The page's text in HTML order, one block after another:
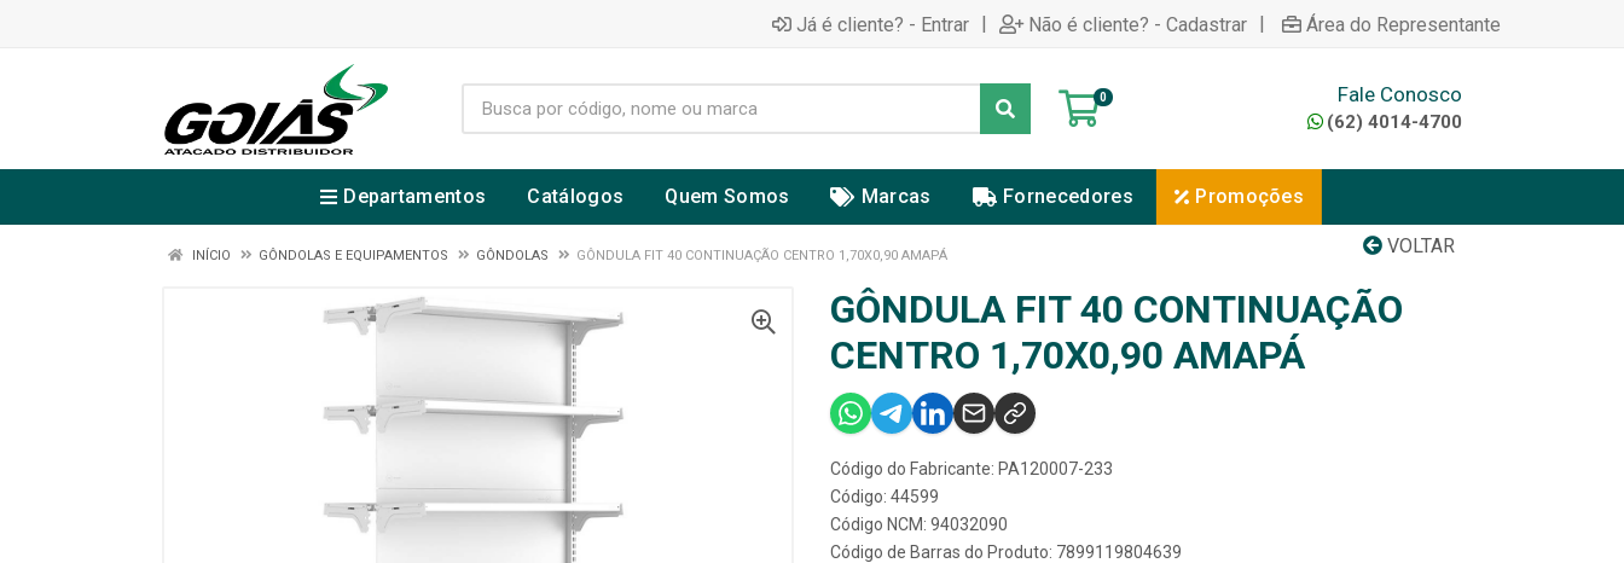
Já é cliente? - Entrar | Não é cliente? - Cadastrar | Área do Representante
0 Fale Conosco
(62) 4014-4700
Departamentos Catálogos Quem Somos Marcas Fornecedores Promoções
VOLTAR
INÍCIO GÔNDOLAS E EQUIPAMENTOS GÔNDOLAS GÔNDULA FIT 40 CONTINUAÇÃO CENTRO 1,70X0,90 AMAPÁ
GÔNDULA FIT 40 CONTINUAÇÃO
CENTRO 1,70X0,90 AMAPÁ
Código do Fabricante: PA120007-233
Código: 44599
Código NCM: 94032090
Código de Barras do Produto: 7899119804639